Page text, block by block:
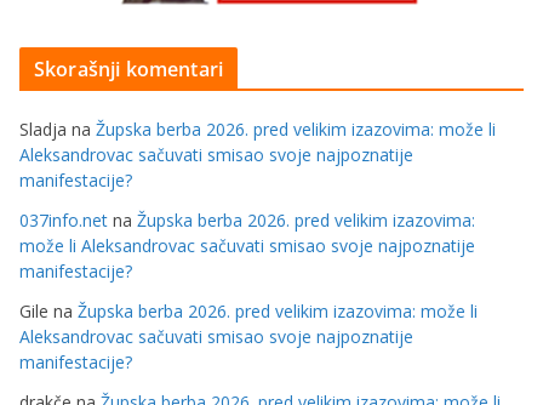
Skorašnji komentari
Sladja na Župska berba 2026. pred velikim izazovima: može li
Aleksandrovac sačuvati smisao svoje najpoznatije
manifestacije?
037info.net na Župska berba 2026. pred velikim izazovima:
može li Aleksandrovac sačuvati smisao svoje najpoznatije
manifestacije?
Gile na Župska berba 2026. pred velikim izazovima: može li
Aleksandrovac sačuvati smisao svoje najpoznatije
manifestacije?